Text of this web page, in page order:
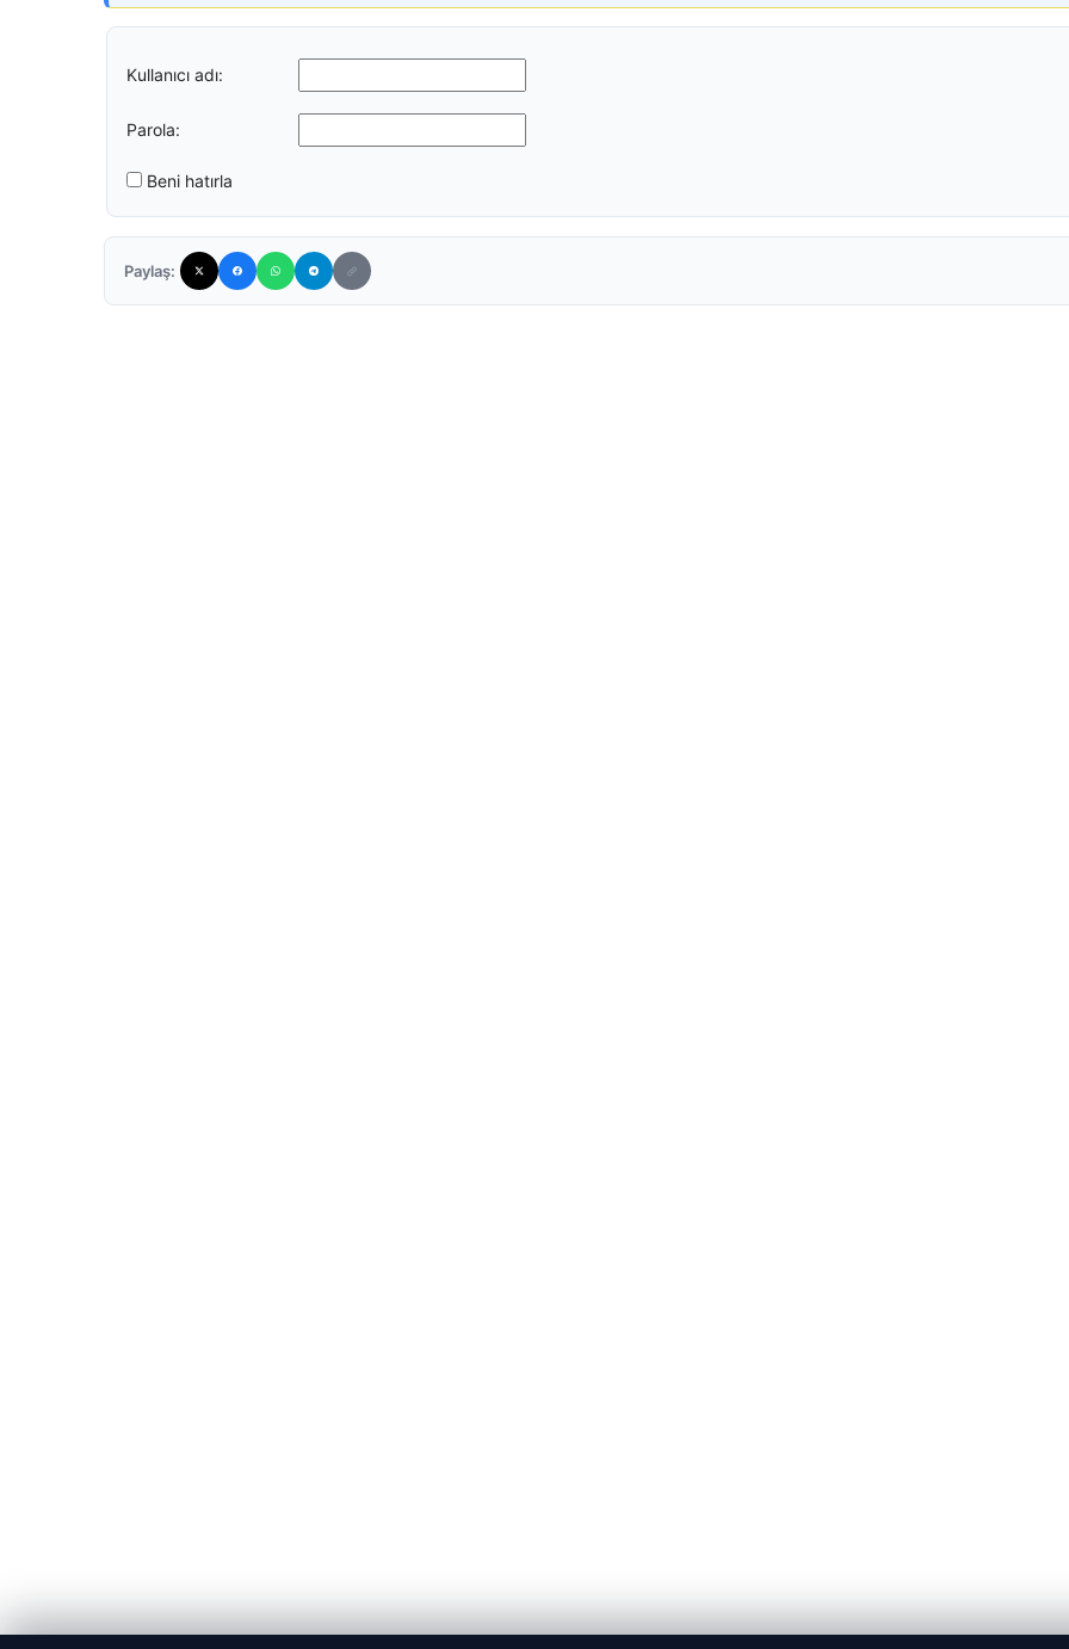
Kullanıcı adı:
Parola:
Beni hatırla
Paylaş: